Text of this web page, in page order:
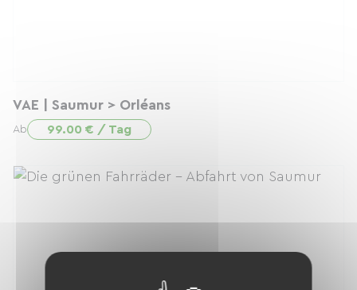
VAE | Saumur > Orléans
Ab 99.00 € / Tag